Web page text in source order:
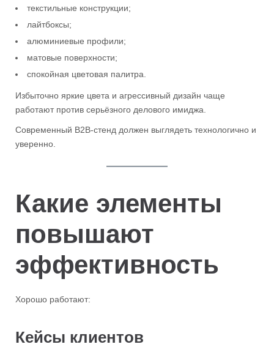
текстильные конструкции;
лайтбоксы;
алюминиевые профили;
матовые поверхности;
спокойная цветовая палитра.
Избыточно яркие цвета и агрессивный дизайн чаще
работают против серьёзного делового имиджа.
Современный B2B-стенд должен выглядеть технологично и
уверенно.
Какие элементы
повышают
эффективность
Хорошо работают:
Кейсы клиентов